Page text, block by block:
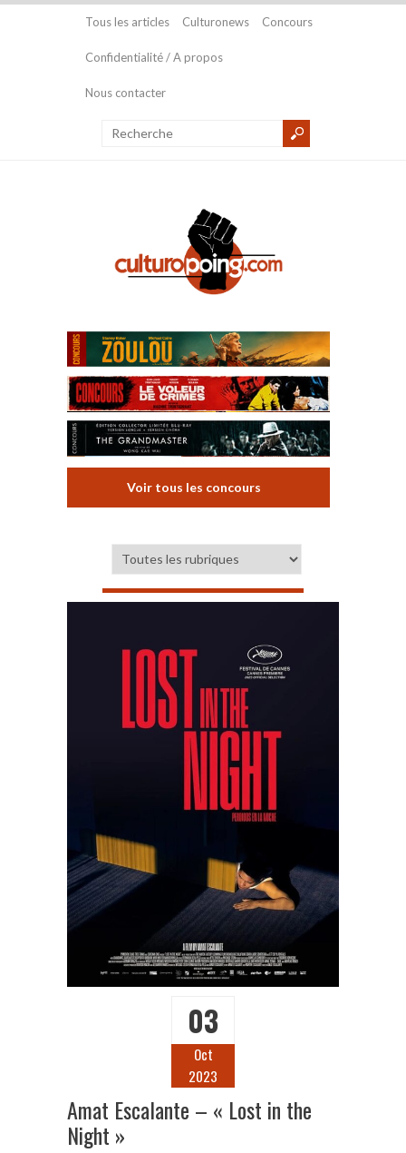
Tous les articles Culturonews Concours
Confidentialité / A propos
Nous contacter
Voir tous les concours
03
Oct
2023
Amat Escalante – « Lost in the
Night »